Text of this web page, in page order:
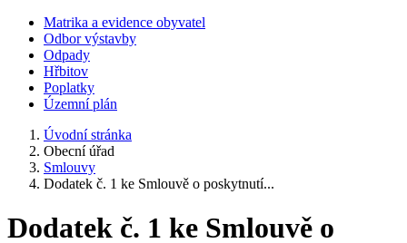
Matrika a evidence obyvatel
Odbor výstavby
Odpady
Hřbitov
Poplatky
Územní plán
Úvodní stránka
Obecní úřad
Smlouvy
Dodatek č. 1 ke Smlouvě o poskytnutí...
Dodatek č. 1 ke Smlouvě o